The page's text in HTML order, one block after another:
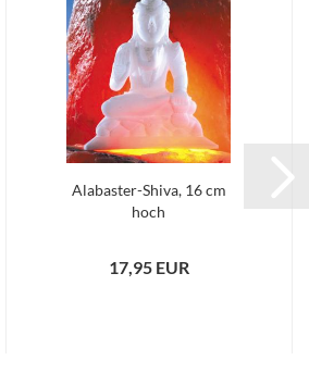
Alabaster-Shiva, 16 cm
hoch
17,95 EUR